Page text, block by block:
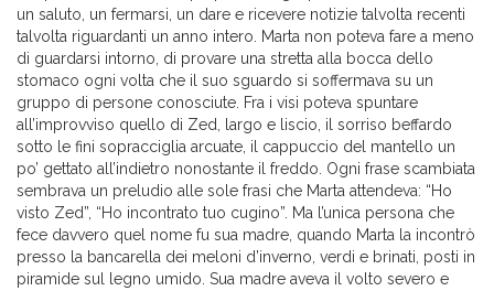
un saluto, un fermarsi, un dare e ricevere notizie talvolta recenti
talvolta riguardanti un anno intero. Marta non poteva fare a meno
di guardarsi intorno, di provare una stretta alla bocca dello
stomaco ogni volta che il suo sguardo si soffermava su un
gruppo di persone conosciute. Fra i visi poteva spuntare
all’improvviso quello di Zed, largo e liscio, il sorriso beffardo
sotto le fini sopracciglia arcuate, il cappuccio del mantello un
po’ gettato all’indietro nonostante il freddo. Ogni frase scambiata
sembrava un preludio alle sole frasi che Marta attendeva: “Ho
visto Zed”, “Ho incontrato tuo cugino”. Ma l’unica persona che
fece davvero quel nome fu sua madre, quando Marta la incontrò
presso la bancarella dei meloni d’inverno, verdi e brinati, posti in
piramide sul legno umido. Sua madre aveva il volto severo e